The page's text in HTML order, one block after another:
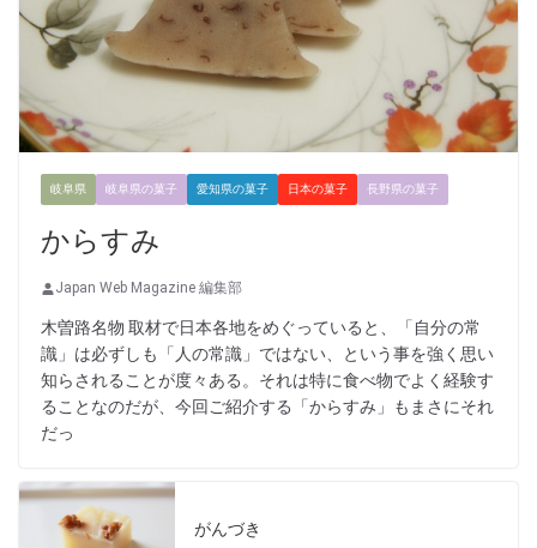
岐阜県 岐阜県の菓子 愛知県の菓子 日本の菓子 長野県の菓子
からすみ
Japan Web Magazine 編集部
木曽路名物 取材で日本各地をめぐっていると、「自分の常
識」は必ずしも「人の常識」ではない、という事を強く思い
知らされることが度々ある。それは特に食べ物でよく経験す
ることなのだが、今回ご紹介する「からすみ」もまさにそれ
だっ
がんづき